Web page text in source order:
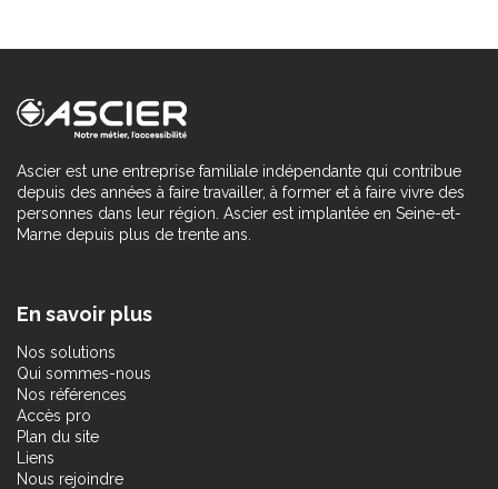
Ascier est une entreprise familiale indépendante qui contribue
depuis des années à faire travailler, à former et à faire vivre des
personnes dans leur région. Ascier est implantée en Seine-et-
Marne depuis plus de trente ans.
En savoir plus
Nos solutions
Qui sommes-nous
Nos références
Accès pro
Plan du site
Liens
Nous rejoindre